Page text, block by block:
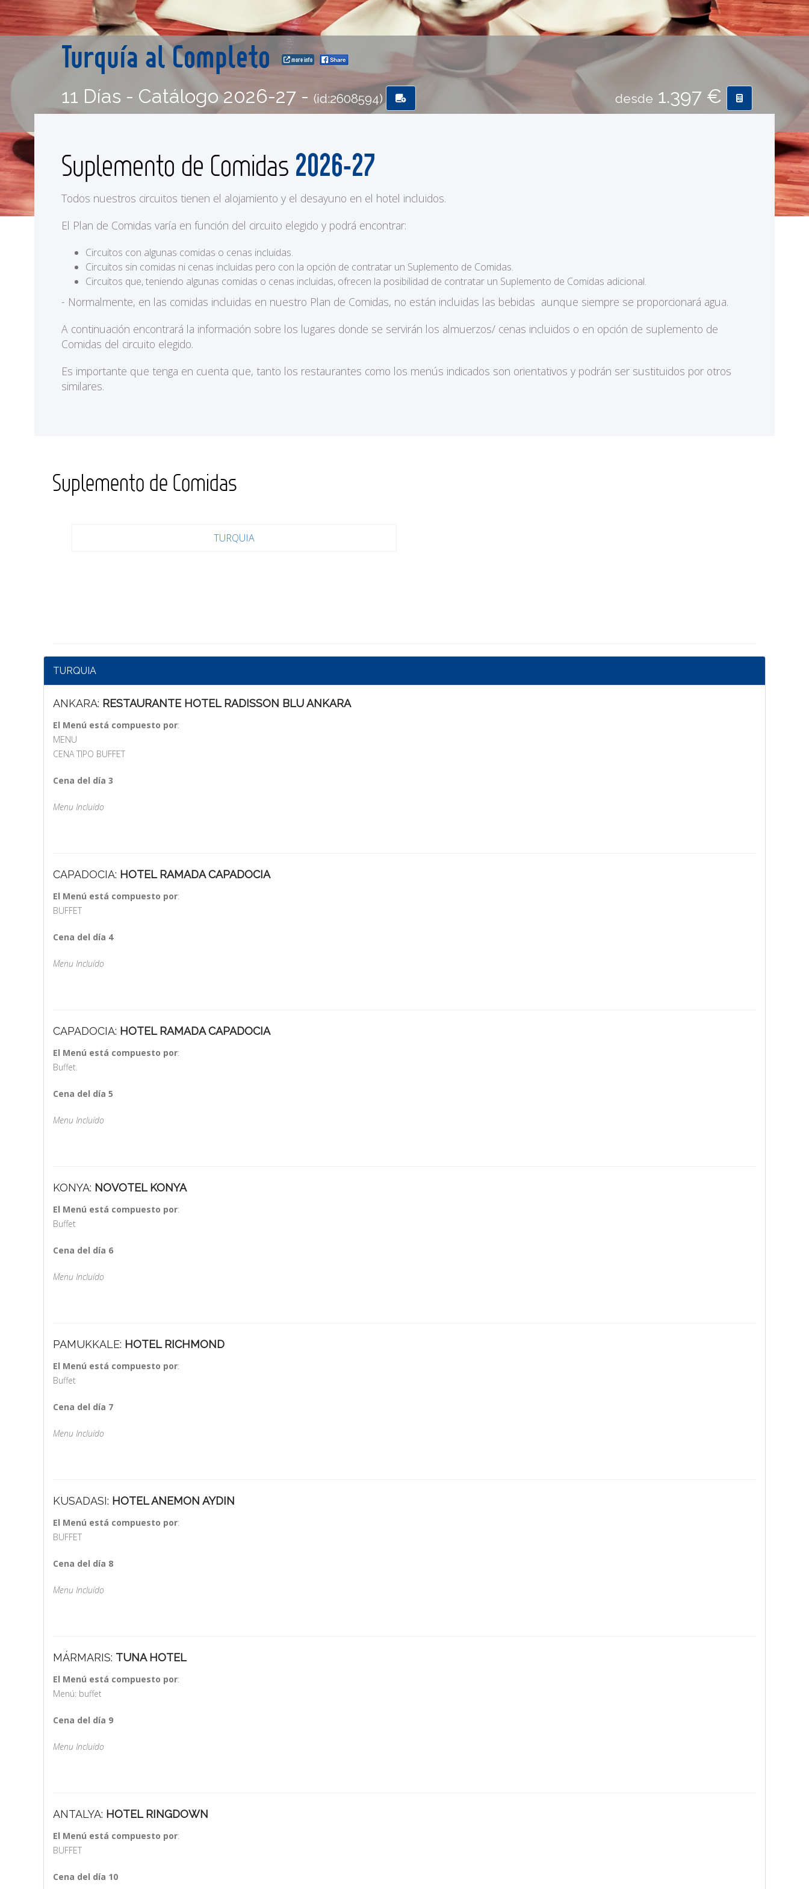
Turquía al Completo more info
11 Días - Catálogo 2026-27 - (id:2608594) desde 1.397 €
Suplemento de Comidas 2026-27
Todos nuestros circuitos tienen el alojamiento y el desayuno en el hotel incluidos.
El Plan de Comidas varía en función del circuito elegido y podrá encontrar:
Circuitos con algunas comidas o cenas incluidas.
Circuitos sin comidas ni cenas incluidas pero con la opción de contratar un Suplemento de Comidas.
Circuitos que, teniendo algunas comidas o cenas incluidas, ofrecen la posibilidad de contratar un Suplemento de Comidas adicional.
- Normalmente, en las comidas incluidas en nuestro Plan de Comidas, no están incluidas las bebidas aunque siempre se proporcionará agua.
A continuación encontrará la información sobre los lugares donde se servirán los almuerzos/ cenas incluidos o en opción de suplemento de
Comidas del circuito elegido.
Es importante que tenga en cuenta que, tanto los restaurantes como los menús indicados son orientativos y podrán ser sustituidos por otros
similares.
Suplemento de Comidas
TURQUIA
TURQUIA
ANKARA: RESTAURANTE HOTEL RADISSON BLU ANKARA
El Menú está compuesto por:
MENU
CENA TIPO BUFFET
Cena del día 3
Menu Incluído
CAPADOCIA: HOTEL RAMADA CAPADOCIA
El Menú está compuesto por:
BUFFET
Cena del día 4
Menu Incluído
CAPADOCIA: HOTEL RAMADA CAPADOCIA
El Menú está compuesto por:
Buffet.
Cena del día 5
Menu Incluído
KONYA: NOVOTEL KONYA
El Menú está compuesto por:
Buffet
Cena del día 6
Menu Incluído
PAMUKKALE: HOTEL RICHMOND
El Menú está compuesto por:
Buffet
Cena del día 7
Menu Incluído
KUSADASI: HOTEL ANEMON AYDIN
El Menú está compuesto por:
BUFFET
Cena del día 8
Menu Incluído
MÁRMARIS: TUNA HOTEL
El Menú está compuesto por:
Menú: buffet
Cena del día 9
Menu Incluído
ANTALYA: HOTEL RINGDOWN
El Menú está compuesto por:
BUFFET
Cena del día 10